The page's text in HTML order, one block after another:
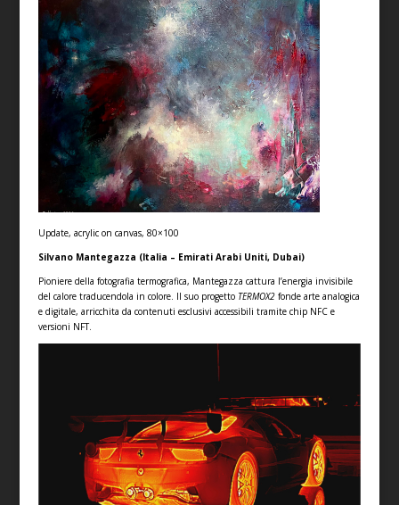
Update, acrylic on canvas, 80×100
Silvano Mantegazza (Italia – Emirati Arabi Uniti, Dubai)
Pioniere della fotografia termografica, Mantegazza cattura l’energia invisibile
del calore traducendola in colore. Il suo progetto TERMOX2fonde arte analogica
e digitale, arricchita da contenuti esclusivi accessibili tramite chip NFC e
versioni NFT.